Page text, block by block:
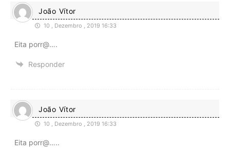
João Vítor
10 , Dezembro , 2019 16:33
Eita porr@….
Responder
João Vítor
10 , Dezembro , 2019 16:33
Eita porr@…..